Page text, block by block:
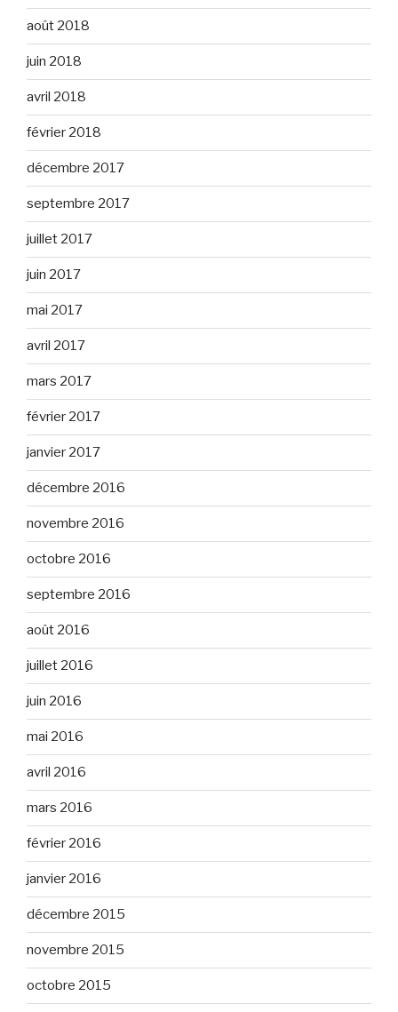
août 2018
juin 2018
avril 2018
février 2018
décembre 2017
septembre 2017
juillet 2017
juin 2017
mai 2017
avril 2017
mars 2017
février 2017
janvier 2017
décembre 2016
novembre 2016
octobre 2016
septembre 2016
août 2016
juillet 2016
juin 2016
mai 2016
avril 2016
mars 2016
février 2016
janvier 2016
décembre 2015
novembre 2015
octobre 2015